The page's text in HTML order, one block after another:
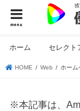
menu
ホーム セレクト
HOME Web ホーム
※本記事は、